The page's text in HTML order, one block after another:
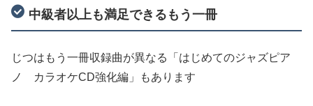
中級者以上も満足できるもう一冊
じつはもう一冊収録曲が異なる「はじめてのジャズピア
ノ カラオケCD強化編」もあります